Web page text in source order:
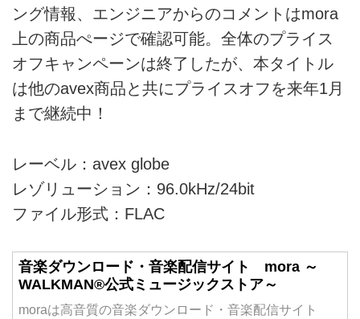
ング情報、エンジニアからのコメントはmora
上の商品ぺージで確認可能。全体のプライス
オフキャンペーンは終了したが、本タイトル
は他のavex商品と共にプライスオフを来年1月
まで継続中！
レーベル：avex globe
レゾリューション：96.0kHz/24bit
ファイル形式：FLAC
音楽ダウンロード・音楽配信サイト mora ～
WALKMAN®公式ミュージックストア～
moraは高音質の音楽ダウンロード・音楽配信サイト